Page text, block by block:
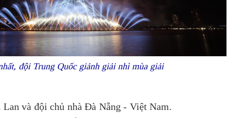
đội Trung Quốc giảnh giải nhì mùa giải
và đội chủ nhà Đà Nẵng - Việt Nam.